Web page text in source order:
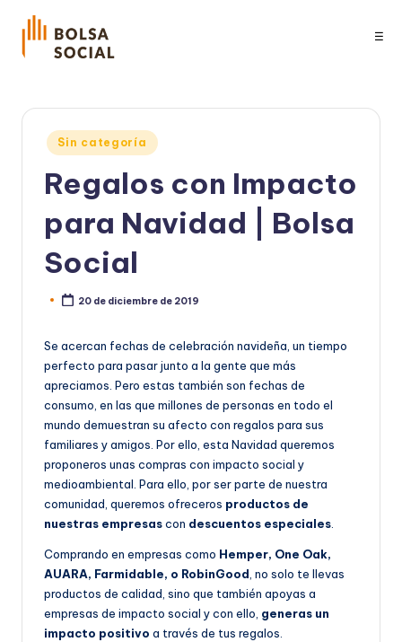
☰
Publicado
en
Sin categoría
Regalos con Impacto
para Navidad | Bolsa
Social
Publicado20 de diciembre de 2019
Se acercan fechas de celebración navideña, un tiempo
perfecto para pasar junto a la gente que más
apreciamos. Pero estas también son fechas de
consumo, en las que millones de personas en todo el
mundo demuestran su afecto con regalos para sus
familiares y amigos. Por ello, esta Navidad queremos
proponeros unas compras con impacto social y
medioambiental. Para ello, por ser parte de nuestra
comunidad, queremos ofreceros productos de
nuestras empresascon descuentos especiales
Comprando en empresas como Hemper, One Oak,
AUARA, Farmidable, o RobinGood , no solo te llevas
productos de calidad, sino que también apoyas a
empresas de impacto social y con ello, generas un
impacto positivo a través de tus regalos.